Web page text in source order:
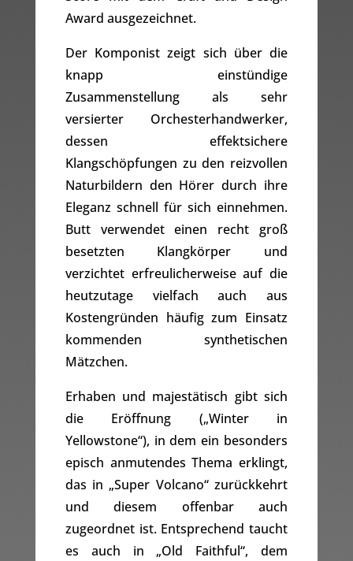
Award ausgezeichnet.
Der Komponist zeigt sich über die
knapp einstündige
Zusammenstellung als sehr
versierter Orchesterhandwerker,
dessen effektsichere
Klangschöpfungen zu den reizvollen
Naturbildern den Hörer durch ihre
Eleganz schnell für sich einnehmen.
Butt verwendet einen recht groß
besetzten Klangkörper und
verzichtet erfreulicherweise auf die
heutzutage vielfach auch aus
Kostengründen häufig zum Einsatz
kommenden synthetischen
Mätzchen.
Erhaben und majestätisch gibt sich
die Eröffnung („Winter in
Yellowstone“), in dem ein besonders
episch anmutendes Thema erklingt,
das in „Super Volcano“ zurückkehrt
und diesem offenbar auch
zugeordnet ist. Entsprechend taucht
es auch in „Old Faithful“, dem